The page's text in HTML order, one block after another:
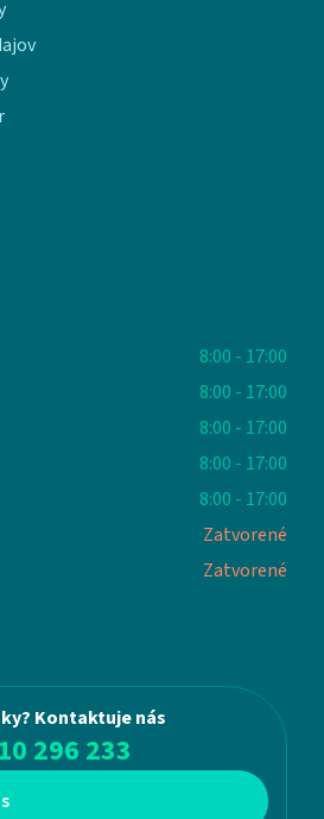
8:00 - 17:00
8:00 - 17:00
8:00 - 17:00
8:00 - 17:00
8:00 - 17:00
Zatvorené
Zatvorené
Kontaktuje nás
296 233